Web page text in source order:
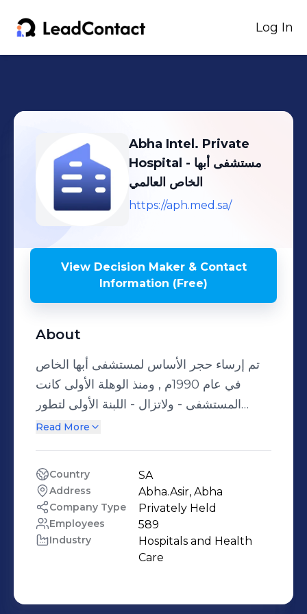
Log In
Abha Intel. Private
Hospital - مستشفى أبها
الخاص العالمي
https://aph.med.sa/
View Decision Maker & Contact
Information (Free)
About
تم إرساء حجر الأساس لمستشفى أبها الخاص
في عام 1990م , ومنذ الوهلة الأولى كانت
المستشفى - ولاتزال - اللبنة الأولى لتطور
الرعاية الصحية الشاملة في منطقة عسير
بشارع الطبجية، حيث كانت تعمل بطاقة 30
سريراً، إضافة إلى العيادات الخارجية، ورغم
البداية السريعة وضعت المستشفى نفسها في
خارطة الرعاية الصحية كمقدم رئيسي للخدمات
الطبية في منطقة الجنوب، ومنذ ذلك الحين بدأ
الخدمات الطبية. تحت رعاية الأمير سلطان بن
Read More
Country SA
Address Abha.Asir, Abha
Company Type Privately Held
Employees 589
Industry
Hospitals and Health
Care